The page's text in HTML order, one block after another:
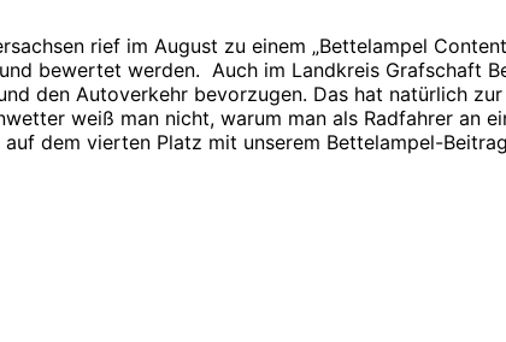
rief im August zu einem „Bettelampel
bewertet werden. Auch im Landkreis Grafschaft
den Autoverkehr bevorzugen. Das hat natürlich
weiß man nicht, warum man als Radfahrer an
dem vierten Platz mit unserem Bettelampel-